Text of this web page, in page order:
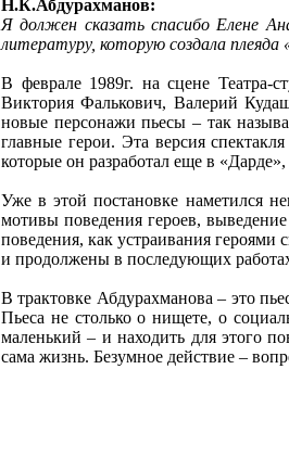
Н.К.Абдурахманов:
Я должен сказать спасибо Елене
литературу, которую создала плеяда
В феврале 1989г. на сцене Театра-
Виктория Фалькович, Валерий
новые персонажи пьесы – так
главные герои. Эта версия
которые он разработал еще в
Уже в этой постановке наметился
мотивы поведения героев,
поведения, как устраивания
и продолжены в последующих
В трактовке Абдурахманова – это
Пьеса не столько о нищете, о
маленький – и находить для этого
сама жизнь. Безумное действие –